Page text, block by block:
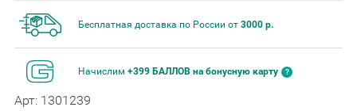
Бесплатная доставка по России от 3000 р.
Начислим +399 БАЛЛОВ на бонусную карту
Арт: 1301239